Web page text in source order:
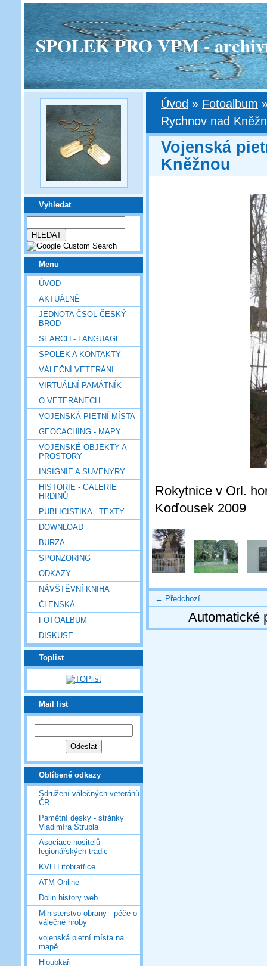
SPOLEK PRO VPM -
Vyhledat
Menu
ÚVOD
AKTUÁLNĚ
JEDNOTA ČSOL ČESKÝ
BROD
SEARCH - LANGUAGE
SPOLEK A KONTAKTY
VÁLEČNÍ VETERÁNI
VIRTUÁLNÍ PAMÁTNÍK
O VETERÁNECH
VOJENSKÁ PIETNÍ MÍSTA
GEOCACHING - MAPY
VOJENSKÉ OBJEKTY A
PROSTORY
INSIGNIE A SUVENYRY
HISTORIE - GALERIE
HRDINŮ
PUBLICISTIKA - TEXTY
DOWNLOAD
BURZA
SPONZORING
ODKAZY
NÁVŠTĚVNÍ KNIHA
ČLENSKÁ
FOTOALBUM
DISKUSE
Toplist
Mail list
Oblíbené odkazy
Sdružení válečných veteránů
ČR
Pamětní desky - stránky
Vladimíra Štrupla
Asociace nositelů
legionářských tradic
KVH Litobratřice
ATM Online
Dolin history web
Ministerstvo obrany - péče o
válečné hroby
vojenská pietní místa na
mapě
Hloubkaři
Úvod » Fotoalbum
Rychnov nad
Vojenská
Kněžnou
Rokytnice v Orl.
Koďousek 2009
← Předchozí
Automatické